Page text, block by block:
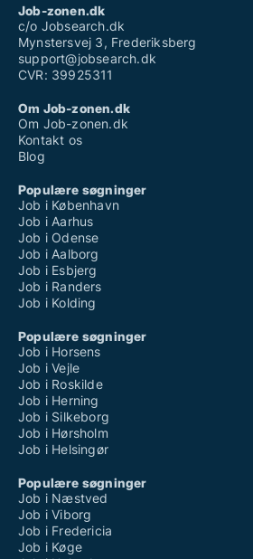
Job-zonen.dk
c/o Jobsearch.dk
Mynstersvej 3, Frederiksberg
support@jobsearch.dk
CVR: 39925311
Om Job-zonen.dk
Om Job-zonen.dk
Kontakt os
Blog
Populære søgninger
Job i København
Job i Aarhus
Job i Odense
Job i Aalborg
Job i Esbjerg
Job i Randers
Job i Kolding
Populære søgninger
Job i Horsens
Job i Vejle
Job i Roskilde
Job i Herning
Job i Silkeborg
Job i Hørsholm
Job i Helsingør
Populære søgninger
Job i Næstved
Job i Viborg
Job i Fredericia
Job i Køge